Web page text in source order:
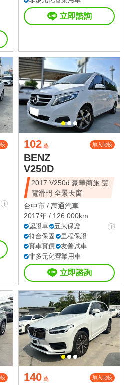
立即諮詢
102 萬 加入比較
BENZ
V250D
2017 V250d 豪華商旅 雙
電滑門 全景天窗
台中市 / 萬通汽車
2017年 / 126,000km
認證車
五大保證
符合保固
里程保證
實車實價
友善試車
非多元化營業用車
立即諮詢
140 萬 加入比較